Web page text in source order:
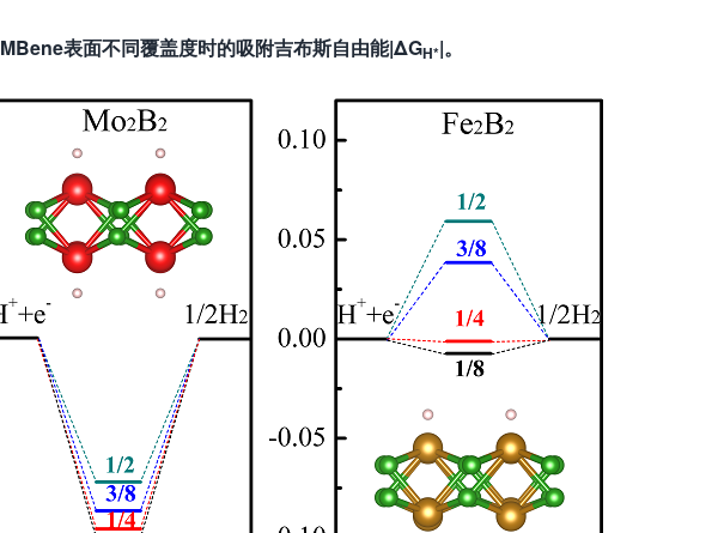
MBene表面不同覆盖度时的吸附吉布斯自由能|ΔGH*|。